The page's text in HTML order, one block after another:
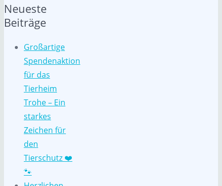
Neueste
Beiträge
Großartige
Spendenaktion
für das
Tierheim
Trohe – Ein
starkes
Zeichen für
den
Tierschutz ❤️
🐾